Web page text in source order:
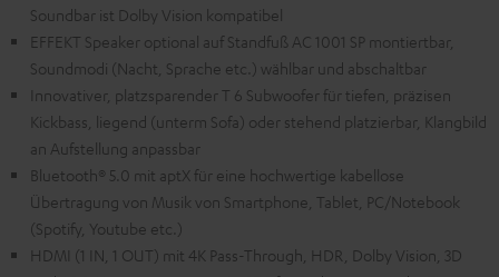
Soundbar ist Dolby Vision kompatibel
EFFEKT Speaker optional auf Standfuß AC 1001 SP montiertbar,
Soundmodi (Nacht, Sprache etc.) wählbar und abschaltbar
Innovativer, platzsparender T 6 Subwoofer für tiefen, präzisen
Kickbass, liegend (unterm Sofa) oder stehend platzierbar, Klangbild
an Aufstellung anpassbar
Bluetooth® 5.0 mit aptX für eine hochwertige kabellose
Übertragung von Musik von Smartphone, Tablet, PC/Notebook
(Spotify, Youtube etc.)
HDMI (1 IN, 1 OUT) mit 4K Pass-Through, HDR, Dolby Vision, 3D